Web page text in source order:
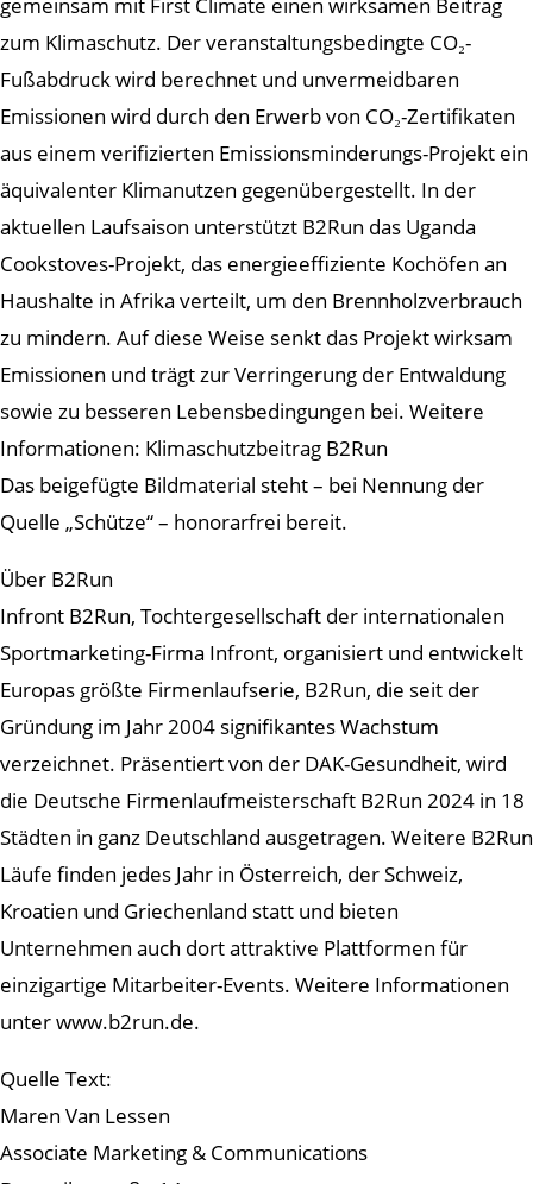
zum Klimaschutz. Der veranstaltungsbedingte CO₂-
Fußabdruck wird berechnet und unvermeidbaren
Emissionen wird durch den Erwerb von CO₂-Zertifikaten
aus einem verifizierten Emissionsminderungs-Projekt ein
äquivalenter Klimanutzen gegenübergestellt. In der
aktuellen Laufsaison unterstützt B2Run das Uganda
Cookstoves-Projekt, das energieeffiziente Kochöfen an
Haushalte in Afrika verteilt, um den Brennholzverbrauch
zu mindern. Auf diese Weise senkt das Projekt wirksam
Emissionen und trägt zur Verringerung der Entwaldung
sowie zu besseren Lebensbedingungen bei. Weitere
Informationen: Klimaschutzbeitrag B2Run
Das beigefügte Bildmaterial steht – bei Nennung der
Quelle „Schütze“ – honorarfrei bereit.
Über B2Run
Infront B2Run, Tochtergesellschaft der internationalen
Sportmarketing-Firma Infront, organisiert und entwickelt
Europas größte Firmenlaufserie, B2Run, die seit der
Gründung im Jahr 2004 signifikantes Wachstum
verzeichnet. Präsentiert von der DAK-Gesundheit, wird
die Deutsche Firmenlaufmeisterschaft B2Run 2024 in 18
Städten in ganz Deutschland ausgetragen. Weitere B2Run
Läufe finden jedes Jahr in Österreich, der Schweiz,
Kroatien und Griechenland statt und bieten
Unternehmen auch dort attraktive Plattformen für
einzigartige Mitarbeiter-Events. Weitere Informationen
unter www.b2run.de.
Quelle Text:
Maren Van Lessen
Associate Marketing & Communications